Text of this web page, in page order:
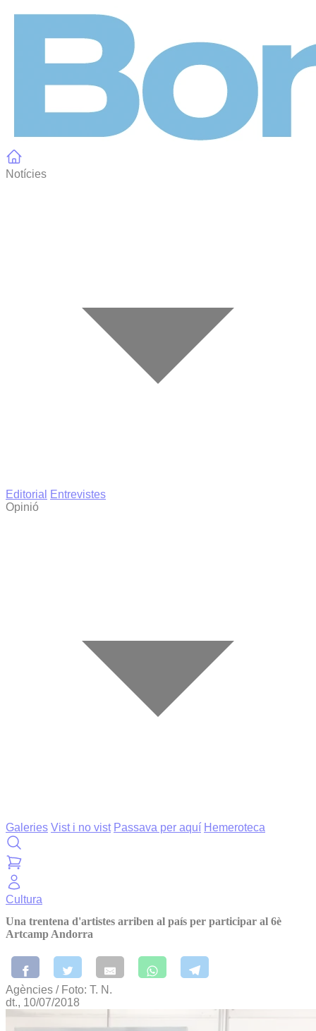
Notícies
Editorial
Entrevistes
Opinió
Galeries Vist i no vist Passava per aquí Hemeroteca
Cultura
Una trentena d'artistes arriben al país per participar al 6è
Artcamp Andorra
Agències / Foto: T. N.
dt., 10/07/2018